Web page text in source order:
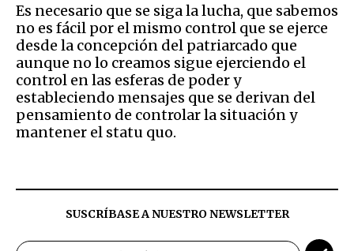
Es necesario que se siga la lucha, que sabemos
no es fácil por el mismo control que se ejerce
desde la concepción del patriarcado que
aunque no lo creamos sigue ejerciendo el
control en las esferas de poder y
estableciendo mensajes que se derivan del
pensamiento de controlar la situación y
mantener el statu quo.
SUSCRÍBASE A NUESTRO NEWSLETTER